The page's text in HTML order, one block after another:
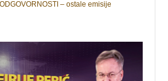
– ostale emisije